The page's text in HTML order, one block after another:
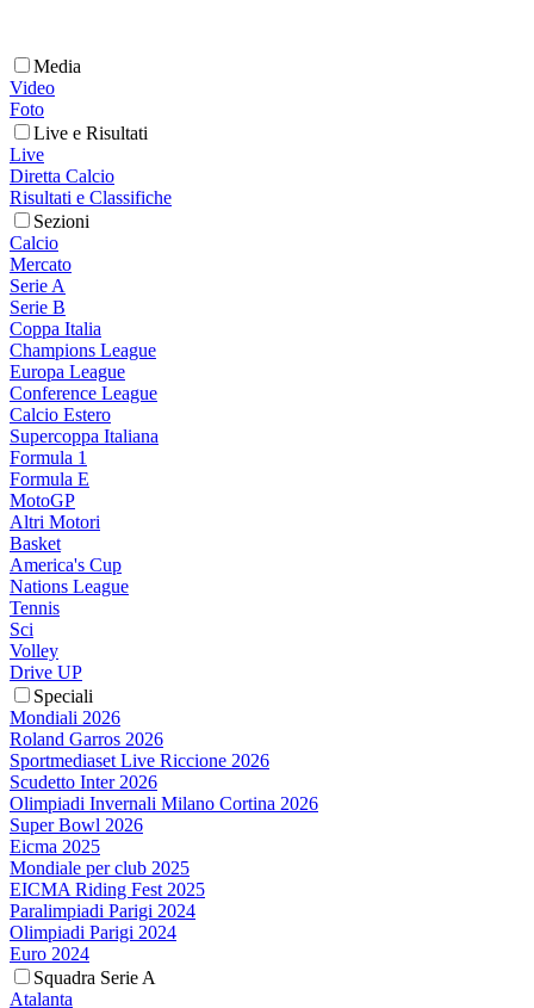
Media
Video
Foto
Live e Risultati
Live
Diretta Calcio
Risultati e Classifiche
Sezioni
Calcio
Mercato
Serie A
Serie B
Coppa Italia
Champions League
Europa League
Conference League
Calcio Estero
Supercoppa Italiana
Formula 1
Formula E
MotoGP
Altri Motori
Basket
America's Cup
Nations League
Tennis
Sci
Volley
Drive UP
Speciali
Mondiali 2026
Roland Garros 2026
Sportmediaset Live Riccione 2026
Scudetto Inter 2026
Olimpiadi Invernali Milano Cortina 2026
Super Bowl 2026
Eicma 2025
Mondiale per club 2025
EICMA Riding Fest 2025
Paralimpiadi Parigi 2024
Olimpiadi Parigi 2024
Euro 2024
Squadra Serie A
Atalanta